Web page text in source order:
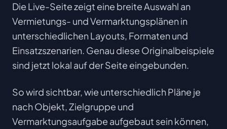
Die Live-Seite zeigt eine breite Auswahl an
Vermietungs- und Vermarktungsplänen in
unterschiedlichen Layouts, Formaten und
Einsatzszenarien. Genau diese Originalbeispiele
sind jetzt lokal auf der Seite eingebunden.
So wird sichtbar, wie unterschiedlich Pläne je
nach Objekt, Zielgruppe und
Vermarktungsaufgabe aufgebaut sein können,